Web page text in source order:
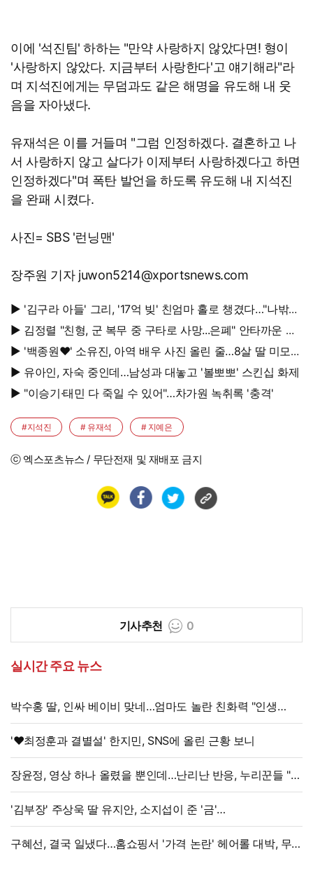
이에 '석진팀' 하하는 "만약 사랑하지 않았다면! 형이
'사랑하지 않았다. 지금부터 사랑한다'고 얘기해라"라
며 지석진에게는 무덤과도 같은 해명을 유도해 내 웃
음을 자아냈다.
유재석은 이를 거들며 "그럼 인정하겠다. 결혼하고 나
서 사랑하지 않고 살다가 이제부터 사랑하겠다고 하면
인정하겠다"며 폭탄 발언을 하도록 유도해 내 지석진
을 완패 시켰다.
사진= SBS '런닝맨'
장주원 기자 juwon5214@xportsnews.com
▶ '김구라 아들' 그리, '17억 빚' 친엄마 홀로 챙겼다…"나밖에
없어, 연락 꾸준히 하는 중"
▶ 김정렬 "친형, 군 복무 중 구타로 사망...은폐" 안타까운 가
족사
▶ '백종원♥' 소유진, 아역 배우 사진 올린 줄…8살 딸 미모
대박, 연예인 시켜도 되겠어
▶ 유아인, 자숙 중인데…남성과 대놓고 '볼뽀뽀' 스킨십 화제
▶ "이승기·태민 다 죽일 수 있어"…차가원 녹취록 '충격'
#지석진 # 유재석 # 지예은
ⓒ 엑스포츠뉴스 / 무단전재 및 재배포 금지
기사추천 0
실시간 주요 뉴스
박수홍 딸, 인싸 베이비 맞네…엄마도 놀란 친화력 "인생
N회차"
'♥최정훈과 결별설' 한지민, SNS에 올린 근황 보니
장윤정, 영상 하나 올렸을 뿐인데…난리난 반응, 누리꾼들 "더
예뻐졌네요" 술렁
'김부장' 주상욱 딸 유지안, 소지섭이 준 '금'
방치했다…"비누인 줄"
구혜선, 결국 일냈다…홈쇼핑서 '가격 논란' 헤어롤 대박, 무려